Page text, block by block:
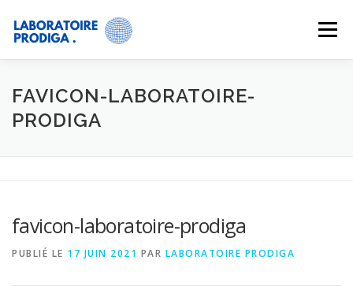
Menu
SERVICES ACTUALITÉS À PROPOS
FAVICON-LABORATOIRE-
PRODIGA
favicon-laboratoire-prodiga
PUBLIÉ LE 17 JUIN 2021 PAR LABORATOIRE PRODIGA